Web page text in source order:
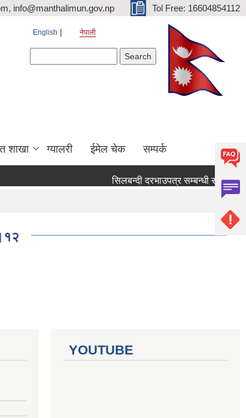
info@manthalimun.gov.np Tol Free: 16604854112
English नेपाली
शाखा ग्यालरी ईमेल चेक सम्पर्क
सिलबन्दी दरभाउपत्र सम्बन्धी सूचना ।
YOUTUBE